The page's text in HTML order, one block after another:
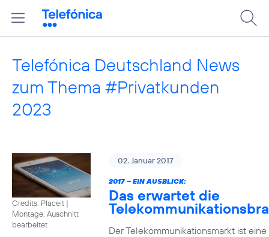
Telefónica Deutschland News
zum Thema #Privatkunden
2023
Credits: Placeit |
Montage, Auschnitt
bearbeitet
02. Januar 2017
2017 – EIN AUSBLICK:
Das erwartet die
Der Telekommunikationsmarkt ist eine